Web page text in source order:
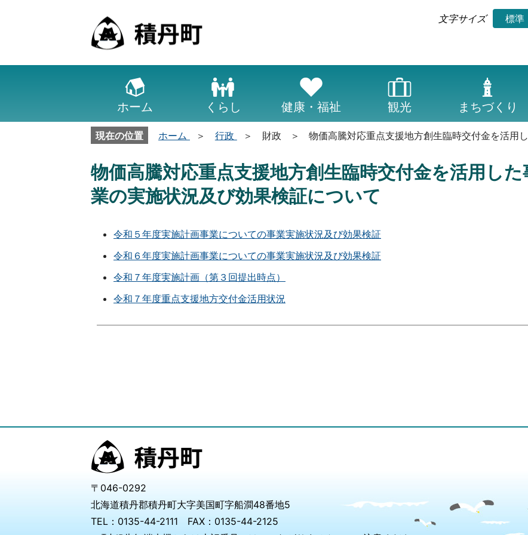
文字サイズ 標準
ホーム くらし 健康・福祉 観光 まちづくり
現在の位置 ホーム 行政 財政 物価高騰対応重点支援地方創生臨時交付金を活用
物価高騰対応重点支援地方創生臨時交付金を活用した
業の実施状況及び効果検証について
令和５年度実施計画事業についての事業実施状況及び効果検証
令和６年度実施計画事業についての事業実施状況及び効果検証
令和７年度実施計画（第３回提出時点）
令和７年度重点支援地方交付金活用状況
〒046-0292
北海道積丹郡積丹町大字美国町字船澗48番地5
TEL：0135-44-2111 FAX：0135-44-2125